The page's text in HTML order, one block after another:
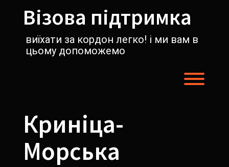
содержимомуВізова підтримка
виїхати за кордон легко! і ми вам в
цьому допоможемо
Криніца-
Морська